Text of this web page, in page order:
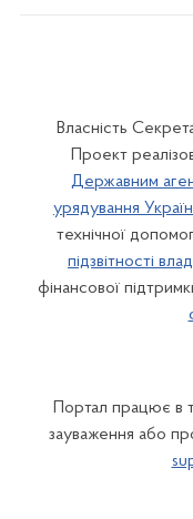
Власність
Проект
Державним
урядування
технічної
підзвітності
фінансової
Портал працює в
зауваження або